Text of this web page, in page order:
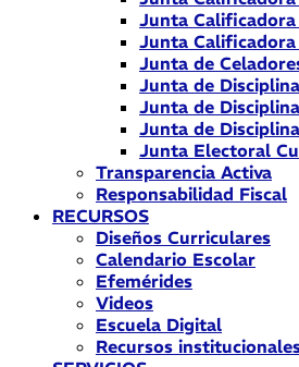
Junta
Junta
Junta de
Junta de Disciplina
Junta de
Junta de
Junta Electoral
Transparencia Activa
Responsabilidad Fiscal
RECURSOS
Diseños Curriculares
Calendario Escolar
Efemérides
Videos
Escuela Digital
Recursos